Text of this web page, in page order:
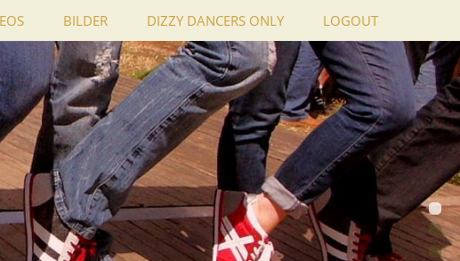
BILDER DIZZY DANCERS ONLY LOGOUT